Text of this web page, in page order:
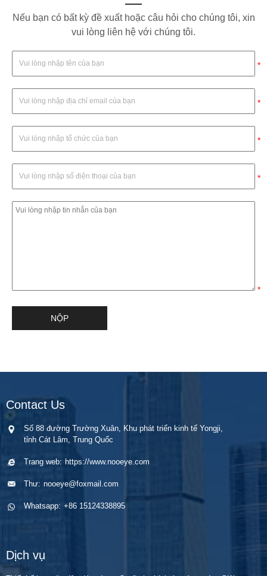
Nếu bạn có bất kỳ đề xuất hoặc câu hỏi cho chúng tôi, xin
vui lòng liên hệ với chúng tôi.
*
*
*
*
*
Contact Us
Số 88 đường Trường Xuân, Khu phát triển kinh tế Yongji,
tỉnh Cát Lâm, Trung Quốc
Trang web: https://www.nooeye.com
Thư: nooeye@foxmail.com
Whatsapp: +86 15124338895
Dịch vụ